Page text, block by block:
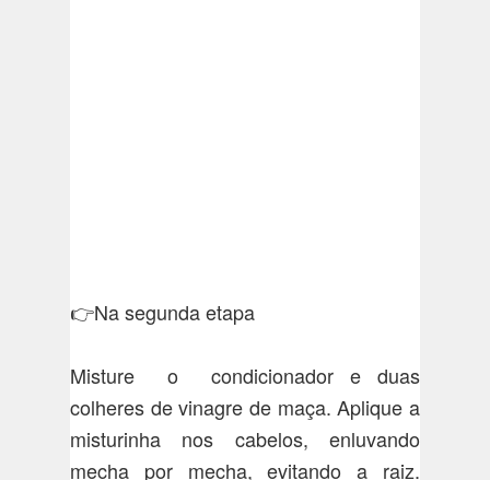
👉Na segunda etapa
Misture o condicionador e duas
colheres de vinagre de maça. Aplique a
misturinha nos cabelos, enluvando
mecha por mecha, evitando a raiz.